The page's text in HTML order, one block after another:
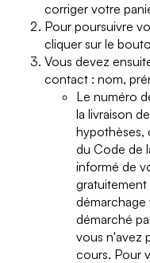
corriger votre
Pour poursuivre
cliquer sur le
Vous devez
contact : nom,
Le numéro
la livraison
hypothèses,
du Code de
informé de
gratuitement
démarché
vous n'avez
cours. Pour